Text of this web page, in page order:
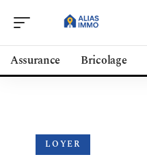
Assurance Bricolage
LOYER